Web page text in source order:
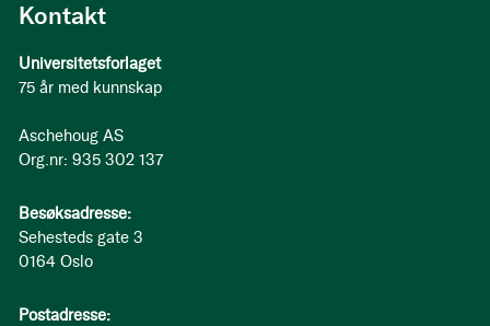
Kontakt
Universitetsforlaget
75 år med kunnskap
Aschehoug AS
Org.nr: 935 302 137
Besøksadresse:
Sehesteds gate 3
0164 Oslo
Postadresse: